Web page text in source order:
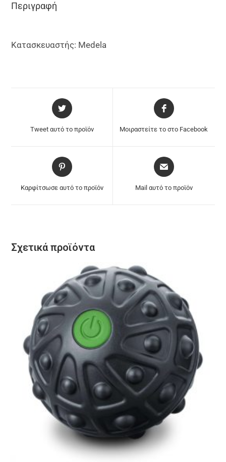
Περιγραφή
Κατασκευαστής: Medela
Tweet αυτό το προϊόν Μοιραστείτε το στο Facebook
Καρφίτσωσε αυτό το προϊόν Mail αυτό το προϊόν
Σχετικά προϊόντα